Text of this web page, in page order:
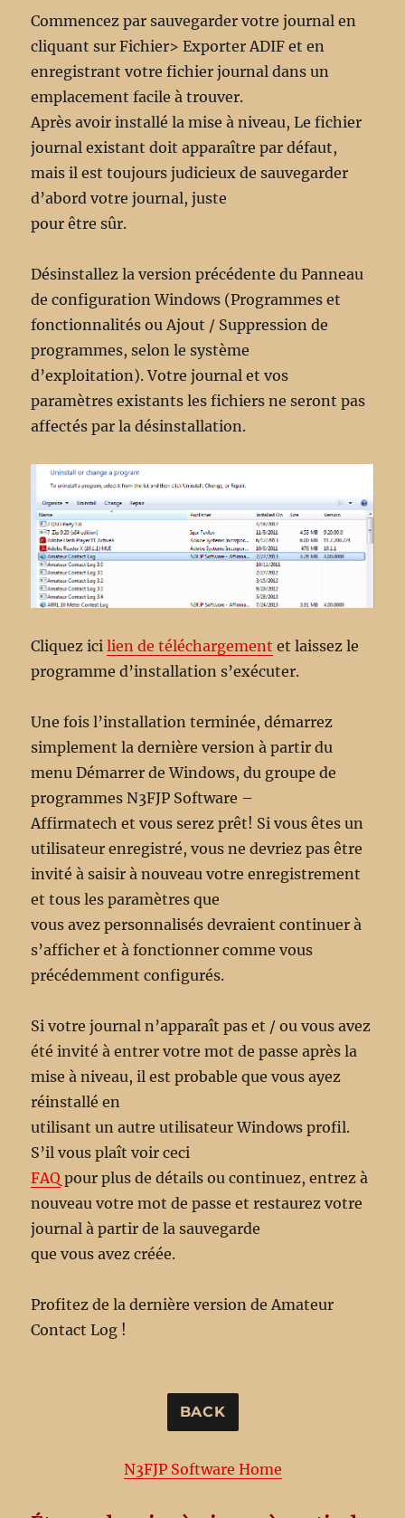
Commencez par sauvegarder votre journal en
cliquant sur Fichier> Exporter ADIF et en
enregistrant votre fichier journal dans un
emplacement facile à trouver.
Après avoir installé la mise à niveau, Le fichier
journal existant doit apparaître par défaut,
mais il est toujours judicieux de sauvegarder
d’abord votre journal, juste
pour être sûr.
Désinstallez la version précédente du Panneau
de configuration Windows (Programmes et
fonctionnalités ou Ajout / Suppression de
programmes, selon le système
d’exploitation). Votre journal et vos
paramètres existants les fichiers ne seront pas
affectés par la désinstallation.
Cliquez icilien de téléchargement et laissez le
programme d’installation s’exécuter.
Une fois l’installation terminée, démarrez
simplement la dernière version à partir du
menu Démarrer de Windows, du groupe de
programmes N3FJP Software –
Affirmatech et vous serez prêt! Si vous êtes un
utilisateur enregistré, vous ne devriez pas être
invité à saisir à nouveau votre enregistrement
et tous les paramètres que
vous avez personnalisés devraient continuer à
s’afficher et à fonctionner comme vous
précédemment configurés.
Si votre journal n’apparaît pas et / ou vous avez
été invité à entrer votre mot de passe après la
mise à niveau, il est probable que vous ayez
réinstallé en
utilisant un autre utilisateur Windows profil.
S’il vous plaît voir ceci
FAQ pour plus de détails ou continuez, entrez à
nouveau votre mot de passe et restaurez votre
journal à partir de la sauvegarde
que vous avez créée.
Profitez de la dernière version de Amateur
Contact Log !
N3FJP Software Home